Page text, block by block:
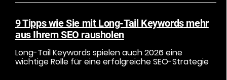
9 Tipps wie Sie mit Long-Tail Keywordsmehr
aus Ihrem SEO rausholen
Long-Tail Keywords spielen auch 2026 eine
wichtige Rolle für eine erfolgreiche SEO-Strategie